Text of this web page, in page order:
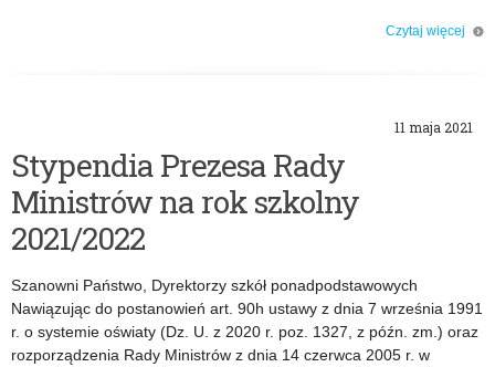
Czytaj więcej
11 maja 2021
Stypendia Prezesa Rady
Ministrów na rok szkolny
2021/2022
Szanowni Państwo, Dyrektorzy szkół ponadpodstawowych
Nawiązując do postanowień art. 90h ustawy z dnia 7 września 1991
r. o systemie oświaty (Dz. U. z 2020 r. poz. 1327, z późn. zm.) oraz
rozporządzenia Rady Ministrów z dnia 14 czerwca 2005 r. w